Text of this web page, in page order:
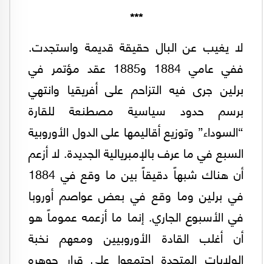
***
لا يغيب عن البال حقيقة قديمة واستجدت.
ففي عامي 1884 و1885 عقد مؤتمر في
برلين جرى فيه التزاحم على أفريقيا وانتهي
برسم حدود سياسية مصطنعة للقارة
“السوداء” وتوزيع أقاليمها على الدول الأوروبية
السبع في ما عرف بالإمبريالية الجديدة. لا أزعم
أن هناك شبهاً دقيقاً بين ما وقع في 1884
في برلين وما وقع في بعض عواصم أوروبا
في الأسبوع الجاري. إنما ما أزعمه عموماً هو
أن أغلب القادة الأوروبيين ومعهم نخبة
الولايات المتحدة اجتمعوا على قرار جوهره